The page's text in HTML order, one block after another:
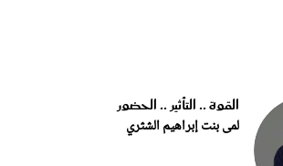
القوة .. التأثير .. الحضور
لمى بنت إبراهيم الشثري